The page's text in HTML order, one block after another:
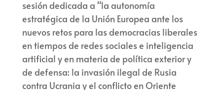
sesión dedicada a “la autonomía
estratégica de la Unión Europea ante los
nuevos retos para las democracias liberales
en tiempos de redes sociales e inteligencia
artificial y en materia de política exterior y
de defensa: la invasión ilegal de Rusia
contra Ucrania y el conflicto en Oriente